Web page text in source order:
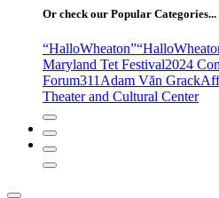
Or check our Popular Categories...
“HalloWheaton”
Maryland Tet Festival2024
Forum311 Adam Văn Grack
Theater and Cultural Center